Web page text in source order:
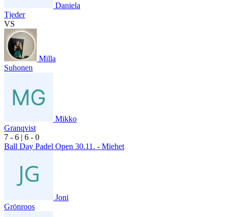
Daniela
Tjeder
VS
Milla
Suhonen
Mikko
Granqvist
7 - 6 | 6 - 0
Ball Day Padel Open 30.11. - Miehet
Joni
Grönroos